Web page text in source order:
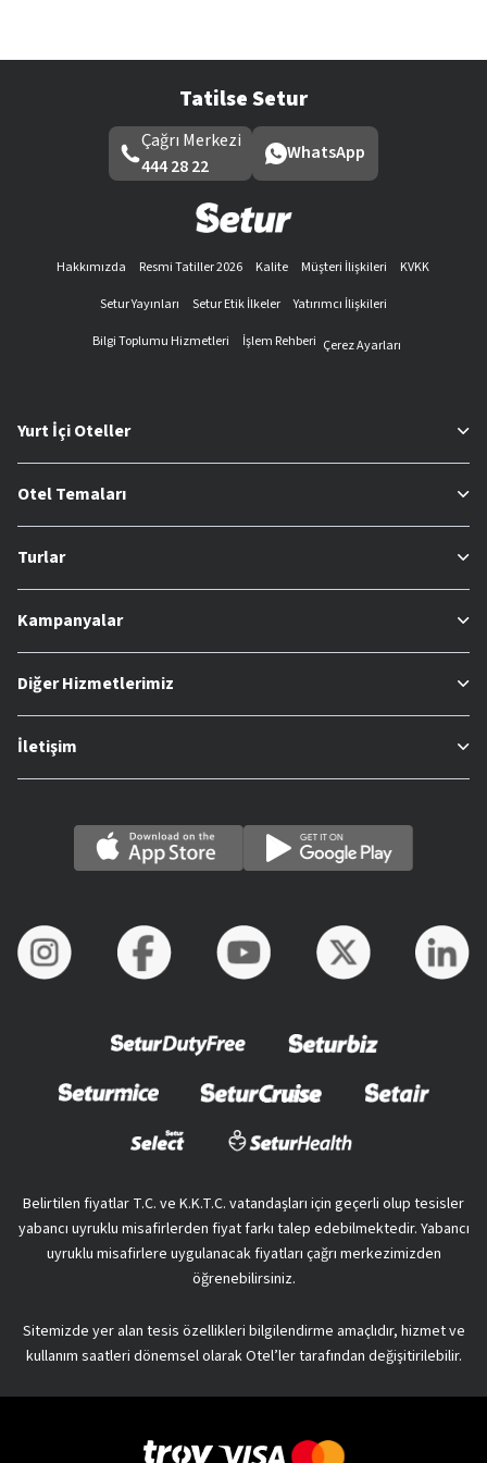
Tatilse Setur
Çağrı Merkezi
444 28 22
WhatsApp
Hakkımızda Resmi Tatiller 2026 Kalite Müşteri İlişkileri
KVKK
Setur Yayınları
Setur Etik İlkeler
Yatırımcı İlişkileri
Bilgi Toplumu Hizmetleri
İşlem Rehberi Çerez Ayarları
Yurt İçi Oteller
Otel Temaları
Turlar
Kampanyalar
Diğer Hizmetlerimiz
İletişim
Belirtilen fiyatlar T.C. ve K.K.T.C. vatandaşları için geçerli olup tesisler
yabancı uyruklu misafirlerden fiyat farkı talep edebilmektedir. Yabancı
uyruklu misafirlere uygulanacak fiyatları çağrı merkezimizden
öğrenebilirsiniz.
Sitemizde yer alan tesis özellikleri bilgilendirme amaçlıdır, hizmet ve
kullanım saatleri dönemsel olarak Otel’ler tarafından değişitirilebilir.